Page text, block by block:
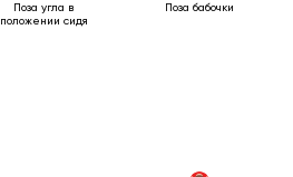
Поза угла в
положении сидя
Поза бабочки